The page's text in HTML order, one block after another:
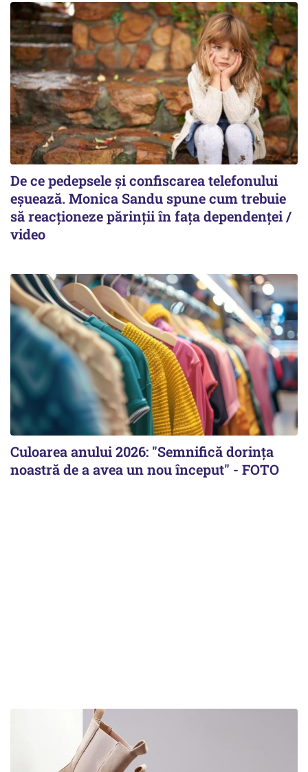
De ce pedepsele și confiscarea telefonului
eșuează. Monica Sandu spune cum trebuie
să reacționeze părinții în fața dependenței /
video
Culoarea anului 2026: "Semnifică dorința
noastră de a avea un nou început" - FOTO